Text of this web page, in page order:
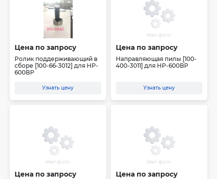
Цена по запросу
Ролик поддерживающий в
сборе [100-66-3012] для HP-
600ВР
Узнать цену
Цена по запросу
Направляющая пилы [100-
400-3011] для HP-600ВР
Узнать цену
Цена по запросу Цена по запросу